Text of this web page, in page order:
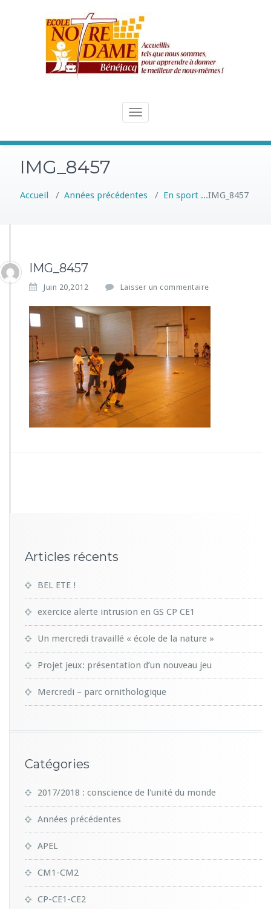
Toggle
IMG_8457
Accueil / Années précédentes / En sport ...IMG_8457
IMG_8457
Juin 20,2012 Laisser un commentaire
Articles récents
BEL ETE !
exercice alerte intrusion en GS CP CE1
Un mercredi travaillé « école de la nature »
Projet jeux: présentation d’un nouveau jeu
Mercredi – parc ornithologique
Catégories
2017/2018 : conscience de l'unité du monde
Années précédentes
APEL
CM1-CM2
CP-CE1-CE2